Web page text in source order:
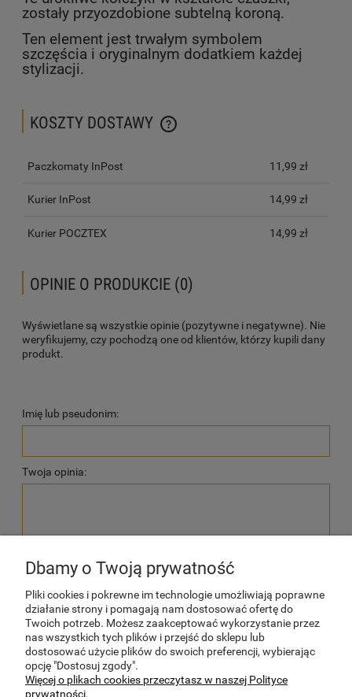
zostały przyozdobione subtelną koroną.
Ten element jest trwałym symbolem
szczęścia i oryginalnym dodatkiem każdej
stylizacji.
KOSZTY DOSTAWY
CENA NIE ZAWIERA EWENTUALNYCH KOSZTÓW PŁATNOŚCI
Paczkomaty InPost 11,99 zł
Kurier InPost 14,99 zł
Kurier POCZTEX 14,99 zł
OPINIE O PRODUKCIE (0)
Wyświetlane są wszystkie opinie (pozytywne i negatywne). Nie
weryfikujemy, czy pochodzą one od klientów, którzy kupili dany
produkt.
Imię lub pseudonim:
Twoja opinia:
Dbamy o Twoją prywatność
Pliki cookies i pokrewne im technologie umożliwiają poprawne
działanie strony i pomagają nam dostosować ofertę do
Twoich potrzeb. Możesz zaakceptować wykorzystanie przez
nas wszystkich tych plików i przejść do sklepu lub
dostosować użycie plików do swoich preferencji, wybierając
opcję "Dostosuj zgody".
Więcej o plikach cookies przeczytasz w naszej Polityce
prywatności.